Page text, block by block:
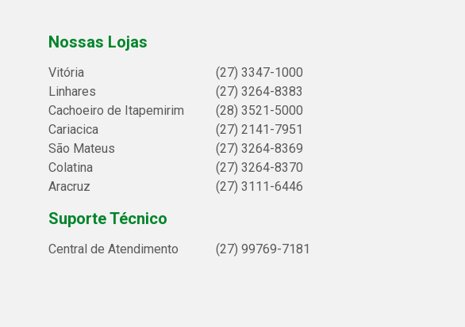
Nossas Lojas
Vitória
(27) 3347-1000
Linhares
(27) 3264-8383
Cachoeiro de Itapemirim
(28) 3521-5000
Cariacica
(27) 2141-7951
São Mateus
(27) 3264-8369
Colatina
(27) 3264-8370
Aracruz
(27) 3111-6446
Suporte Técnico
Central de Atendimento (27) 99769-7181